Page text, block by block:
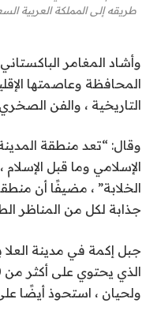
وأشاد المغامر
المحافظة وعاصمتها
التاريخية ، والفن الصخري
وقال: “تعد منطقة المدينة
الإسلامي وما قبل
الخلابة” ، مضيفًا أن
جذابة لكل من المناظر
جبل إكمة في مدينة العلا
ولحيان ، استحوذ أيضًا